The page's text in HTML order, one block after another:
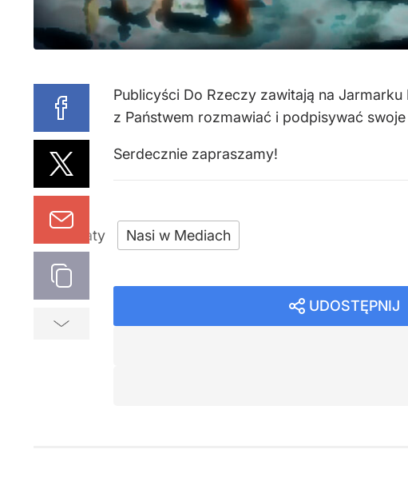
Publicyści Do Rzeczy zawitają na Jarmarku
z Państwem rozmawiać i podpisywać
Serdecznie zapraszamy!
Nasi w Mediach
UDOSTĘPNIJ